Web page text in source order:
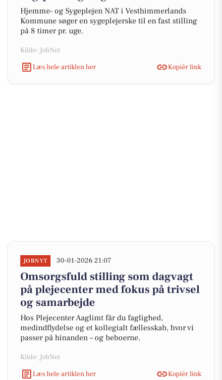
Hjemme- og Sygeplejen NAT i Vesthimmerlands
Kommune søger en sygeplejerske til en fast stilling
på 8 timer pr. uge.
Kilde: JobNet
Læs hele artiklen her
Kopiér link
JOBNYT 30-01-2026 21:07
Omsorgsfuld stilling som dagvagt
på plejecenter med fokus på trivsel
og samarbejde
Hos Plejecenter Aaglimt får du faglighed,
medindflydelse og et kollegialt fællesskab, hvor vi
passer på hinanden – og beboerne.
Kilde: JobNet
Læs hele artiklen her
Kopiér link